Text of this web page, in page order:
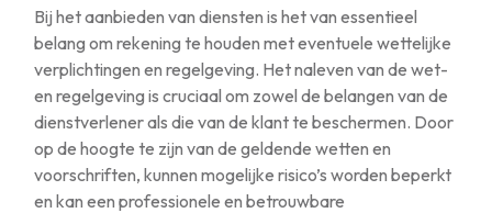
Bij het aanbieden van diensten is het van essentieel
belang om rekening te houden met eventuele wettelijke
verplichtingen en regelgeving. Het naleven van de wet-
en regelgeving is cruciaal om zowel de belangen van de
dienstverlener als die van de klant te beschermen. Door
op de hoogte te zijn van de geldende wetten en
voorschriften, kunnen mogelijke risico’s worden beperkt
en kan een professionele en betrouwbare